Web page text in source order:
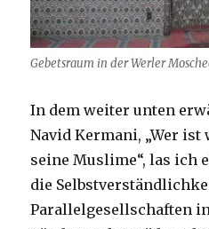
Gebetsraum in der Werler
In dem weiter unten
Navid Kermani, „Wer
seine Muslime“, las ich
die
Parallelgesellschaften